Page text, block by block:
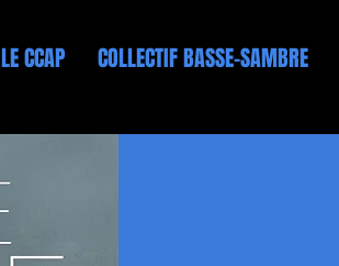
LE CCAP COLLECTIF BASSE-SAMBRE